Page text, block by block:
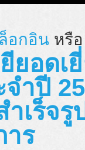
ล็อกอิน หรื
ยอดเ
ำปี
เร็จ
าร